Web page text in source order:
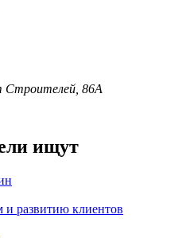
Строителей, 86А
ищут
развитию клиентов